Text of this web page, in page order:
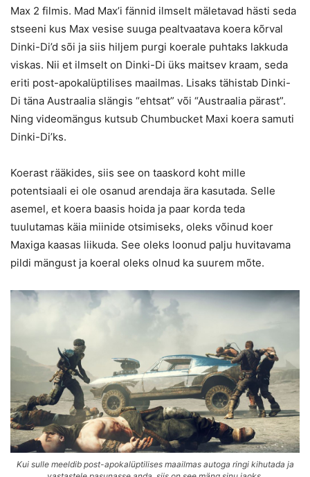
Max 2 filmis. Mad Max’i fännid ilmselt mäletavad hästi seda
stseeni kus Max vesise suuga pealtvaatava koera kõrval
Dinki-Di’d sõi ja siis hiljem purgi koerale puhtaks lakkuda
viskas. Nii et ilmselt on Dinki-Di üks maitsev kraam, seda
eriti post-apokalüptilises maailmas. Lisaks tähistab Dinki-
Di täna Austraalia slängis “ehtsat” või “Austraalia pärast”.
Ning videomängus kutsub Chumbucket Maxi koera samuti
Dinki-Di’ks.
Koerast rääkides, siis see on taaskord koht mille
potentsiaali ei ole osanud arendaja ära kasutada. Selle
asemel, et koera baasis hoida ja paar korda teda
tuulutamas käia miinide otsimiseks, oleks võinud koer
Maxiga kaasas liikuda. See oleks loonud palju huvitavama
pildi mängust ja koeral oleks olnud ka suurem mõte.
Kui sulle meeldib post-apokalüptilises maailmas autoga ringi kihutada ja